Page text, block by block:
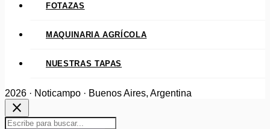
FOTAZAS
MAQUINARIA AGRÍCOLA
NUESTRAS TAPAS
2026 · Noticampo · Buenos Aires, Argentina
close